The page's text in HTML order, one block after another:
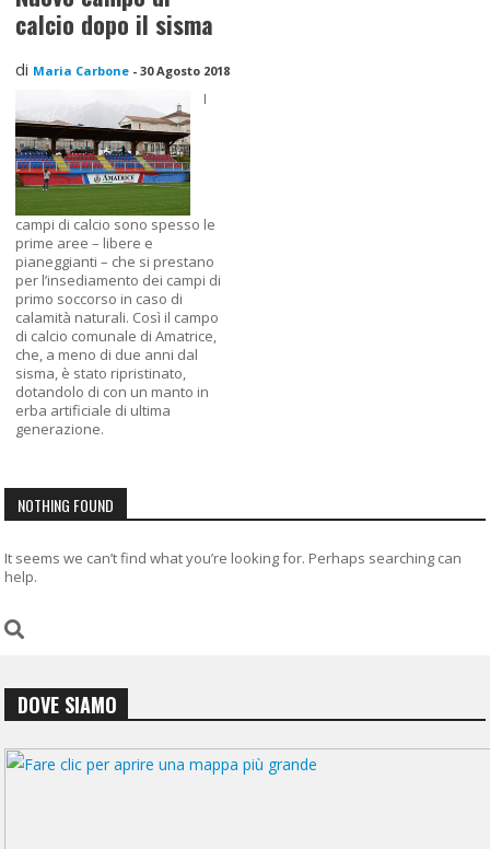
calcio dopo il sisma
di Maria Carbone -30 Agosto 2018
I
campi di calcio sono spesso le
prime aree – libere e
pianeggianti – che si prestano
per l’insediamento dei campi di
primo soccorso in caso di
calamità naturali. Così il campo
di calcio comunale di Amatrice,
che, a meno di due anni dal
sisma, è stato ripristinato,
dotandolo di con un manto in
erba artificiale di ultima
generazione.
NOTHING FOUND
It seems we can’t find what you’re looking for. Perhaps searching can
help.
DOVE SIAMO